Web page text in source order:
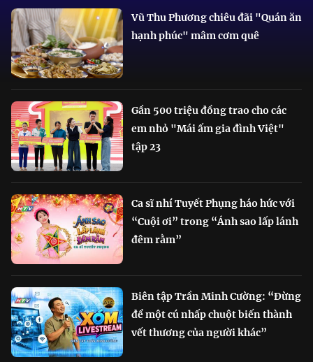
Vũ Thu Phương chiêu đãi "Quán ăn
hạnh phúc" mâm cơm quê
Gần 500 triệu đồng trao cho các
em nhỏ "Mái ấm gia đình Việt"
tập 23
Ca sĩ nhí Tuyết Phụng háo hức với
“Cuội ơi” trong “Ánh sao lấp lánh
đêm rằm”
Biên tập Trần Minh Cường: “Đừng
để một cú nhấp chuột biến thành
vết thương của người khác”